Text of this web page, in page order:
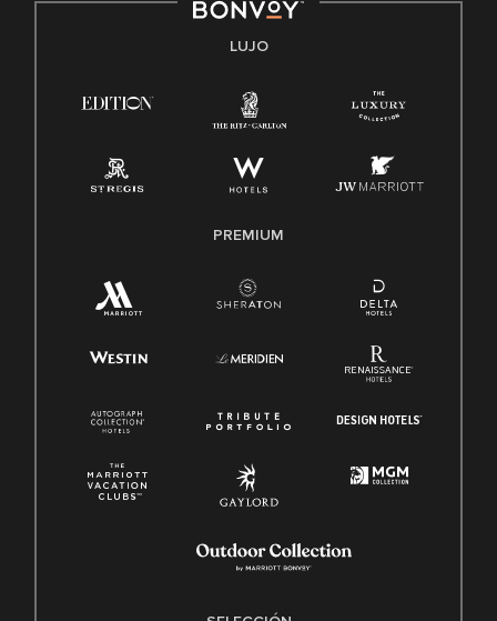
Conozca sus derechos
Ley de licencia familiar y médica (FMLA)
LUJO
PREMIUM